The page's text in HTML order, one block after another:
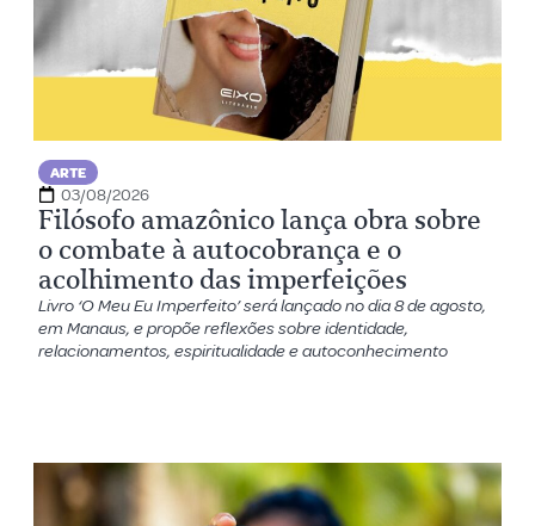
ARTE
03/08/2026
Filósofo amazônico lança obra sobre
o combate à autocobrança e o
acolhimento das imperfeições
Livro ‘O Meu Eu Imperfeito’ será lançado no dia 8 de agosto,
em Manaus, e propõe reflexões sobre identidade,
relacionamentos, espiritualidade e autoconhecimento